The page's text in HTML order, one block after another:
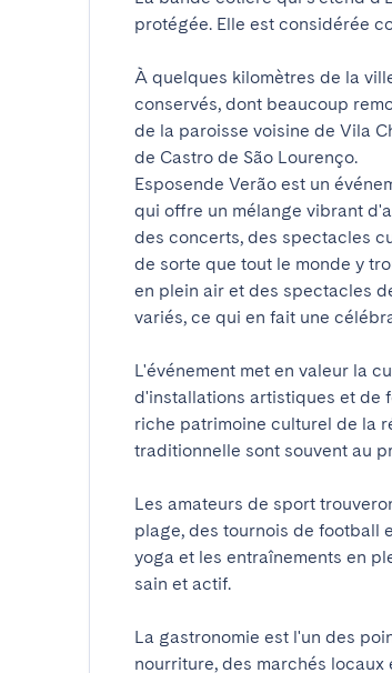
protégée. Elle est considérée
À quelques kilomètres de la
conservés, dont beaucoup
de la paroisse voisine de Vila
de Castro de São Lourenço.
Esposende Verão est un
qui offre un mélange vibrant
des concerts, des spectacles
de sorte que tout le monde y
en plein air et des spectacles
variés, ce qui en fait une
L'événement met en valeur la
d'installations artistiques et de
riche patrimoine culturel de la
traditionnelle sont souvent au
Les amateurs de sport
plage, des tournois de football
yoga et les entraînements en
sain et actif.
La gastronomie est l'un des
nourriture, des marchés